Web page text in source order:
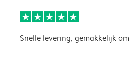
Snelle levering, gemakkelijk